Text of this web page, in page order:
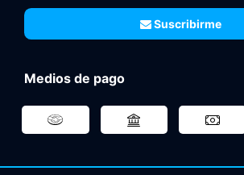
Suscribirme
Medios de pago